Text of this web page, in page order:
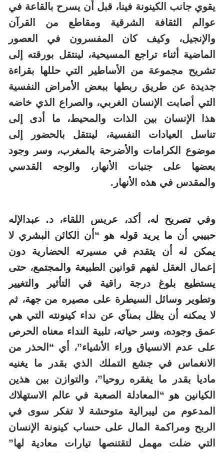
يقوي جانب الكينونة فينا، قبل أن يسرح بالقاعة في
عوالم الثقافة الشرقية ومقاطع من القرآن
والإنجيل، وكيف كان المفسرون في العصور
الماضية أثناء تراجع المسيحية، لينتقل بورقته إلى
تشريح مجموعة من الأساطير التي حللها بقراءة
جديدة عن طريق ربطها ببعض الأمراض النفسية
التي أصابت الإنسان الغربي، والصراع الذي خاضه
هذا الإنسان بين الذات والمحيط، ما أدى إلى
تناسل العيادات النفسية، لينتقل بالحضور إلى
موضوع الكرامات والأضرحة بالمغرب، وسر وجود
بعضها على جنبات الأنهار، والوجه القدسي
والمقدس في هذه الأنهار.
وفي تصريح له، أكد، عريس اللقاء، د. عبدالإله
حبيبي أن ما يريد قوله هو “أن الكائن البشري لا
يمكن له أن يتقدم في مسيرته الحضارية دون
إعمال العقل لفهم قوانين الطبيعة والمجتمع، حتى
يستطيع بلوغ درجة راقية في التأثير والتغيير
وتطوير وسائل السيطرة على مصيره من جهة، ثم
لا يمكنه أن يظل بمنآي عن نداء كينونته التي هي
عمق وجوده، وسر حياته، تلبية النداء معناه الحرص
على عدم الانسياق وراء الأشياء”، أي “الحذر من
الانغماس في جشع التملك الذي بقدر ما يغنيه
ماديا بقدر ما يفقره روحيا”، والتوازن بين هذين
الكيانين هو “المعادلة الصعبة في عالم الاستهلاك
المدعوم من ليبرالية متوحشة لا تفكر سوى في
الربح ومراكمة المال على حساب كينونة الإنسان
التي ضلت مهمل لتقتنصها تيارات معادية لها”